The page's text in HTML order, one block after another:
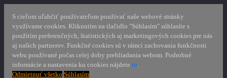
S cieľom uľahčiť používateľom používať naše webové stránky
využívame cookies. Kliknutím na tlačidlo "Súhlasím" súhlasíte s
použitím preferenčných, štatistických aj marketingových cookies pre nás
aj našich partnerov. Funkčné cookies sú v rámci zachovania funkčnosti
webu používané počas celej doby prehliadania webom. Podrobné
informácie a nastavenia ku cookies nájdete tu.
Odmietnuť všetko Súhlasím